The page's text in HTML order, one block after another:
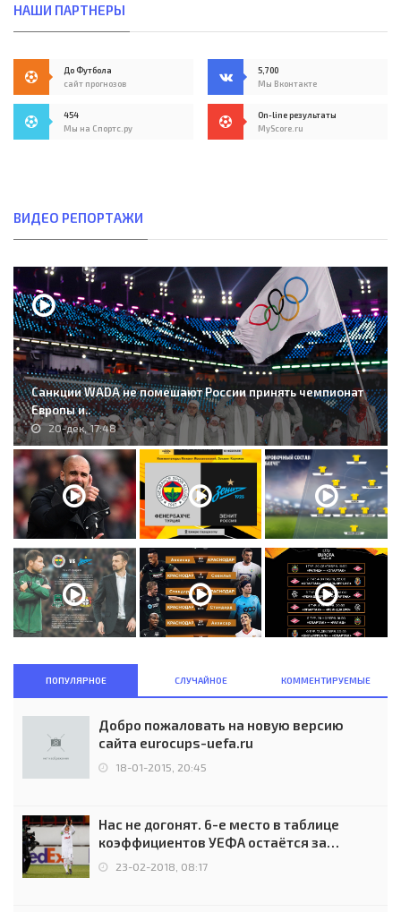
НАШИ ПАРТНЕРЫ
До Футбола
сайт прогнозов
5,700
Мы Вконтакте
454
Мы на Спортс.ру
On-line результаты
MyScore.ru
ВИДЕО РЕПОРТАЖИ
Санкции WADA не помешают России принять чемпионат
Европы и..
20-дек, 17:48
ПОПУЛЯРНОЕ СЛУЧАЙНОЕ КОММЕНТИРУЕМЫЕ
Добро пожаловать на новую версию
сайта eurocups-uefa.ru
18-01-2015, 20:45
Нас не догонят. 6-е место в таблице
коэффициентов УЕФА остаётся за
Россией
23-02-2018, 08:17